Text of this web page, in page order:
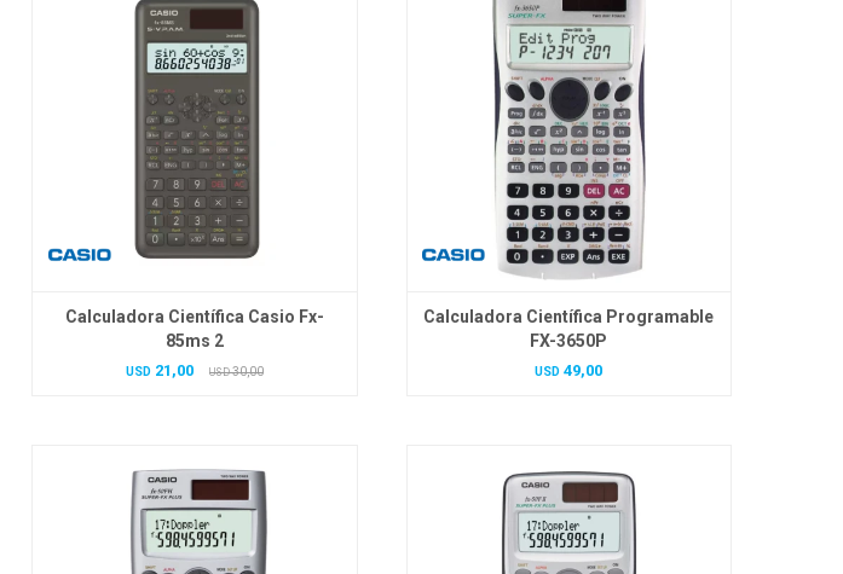
Calculadora Científica Casio Fx-
85ms 2
USD 21,00 USD 30,00
Calculadora Científica Programable
FX-3650P
USD 49,00